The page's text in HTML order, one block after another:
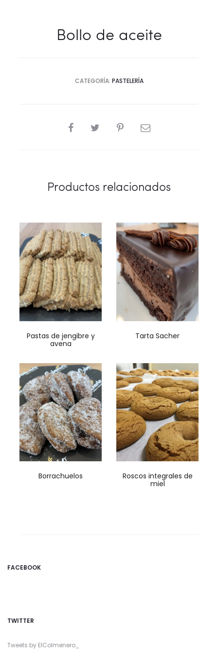
Bollo de aceite
CATEGORÍA: PASTELERÍA
COMPARTIR
Productos relacionados
Pastas de jengibre y
avena
Tarta Sacher
Borrachuelos
Roscos integrales de
miel
FACEBOOK
TWITTER
Tweets by ElColmenero_